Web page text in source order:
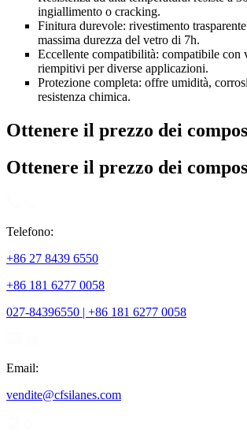
ingiallimento o cracking.
Finitura durevole: rivestimento
massima durezza del vetro di 7h.
Eccellente compatibilità: compatibile con
riempitivi per diverse applicazioni.
Protezione completa: offre umidità,
resistenza chimica.
Ottenere il prezzo dei
Ottenere il prezzo dei
Telefono:
+86 27 8439 6550
+86 181 6277 0058
027-84396550 | +86 181 6277 0058
Email:
vendite@cfsilanes.com